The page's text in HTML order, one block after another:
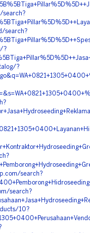
search?
search?
?
?
search?
search?
10?